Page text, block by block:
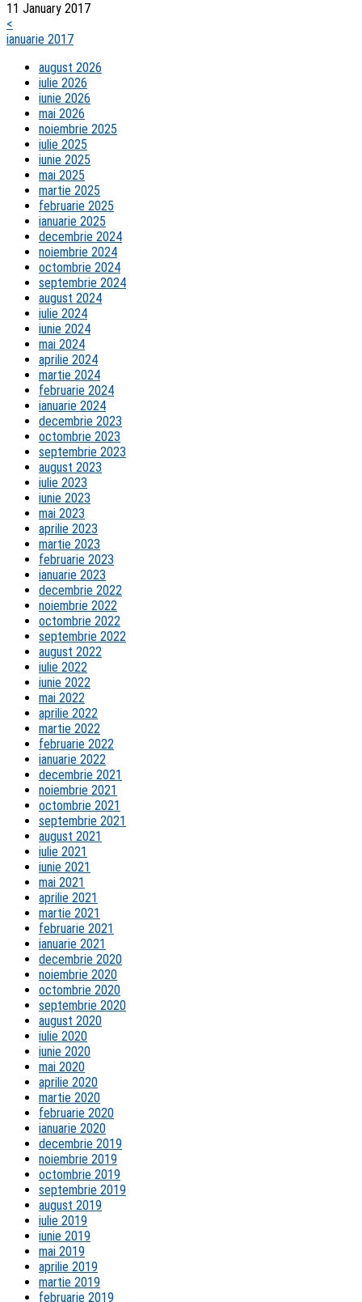
11 January 2017
<
ianuarie 2017
august 2026
iulie 2026
iunie 2026
mai 2026
noiembrie 2025
iulie 2025
iunie 2025
mai 2025
martie 2025
februarie 2025
ianuarie 2025
decembrie 2024
noiembrie 2024
octombrie 2024
septembrie 2024
august 2024
iulie 2024
iunie 2024
mai 2024
aprilie 2024
martie 2024
februarie 2024
ianuarie 2024
decembrie 2023
octombrie 2023
septembrie 2023
august 2023
iulie 2023
iunie 2023
mai 2023
aprilie 2023
martie 2023
februarie 2023
ianuarie 2023
decembrie 2022
noiembrie 2022
octombrie 2022
septembrie 2022
august 2022
iulie 2022
iunie 2022
mai 2022
aprilie 2022
martie 2022
februarie 2022
ianuarie 2022
decembrie 2021
noiembrie 2021
octombrie 2021
septembrie 2021
august 2021
iulie 2021
iunie 2021
mai 2021
aprilie 2021
martie 2021
februarie 2021
ianuarie 2021
decembrie 2020
noiembrie 2020
octombrie 2020
septembrie 2020
august 2020
iulie 2020
iunie 2020
mai 2020
aprilie 2020
martie 2020
februarie 2020
ianuarie 2020
decembrie 2019
noiembrie 2019
octombrie 2019
septembrie 2019
august 2019
iulie 2019
iunie 2019
mai 2019
aprilie 2019
martie 2019
februarie 2019